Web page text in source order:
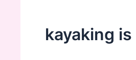
kayaking